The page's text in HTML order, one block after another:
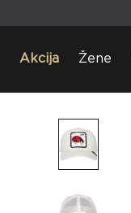
Akcija Žene